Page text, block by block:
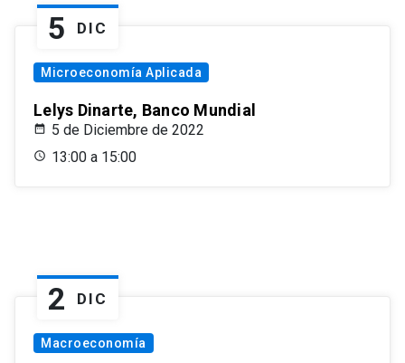
5 DIC
Microeconomía Aplicada
Lelys Dinarte, Banco Mundial
5 de Diciembre de 2022
13:00 a 15:00
2 DIC
Macroeconomía